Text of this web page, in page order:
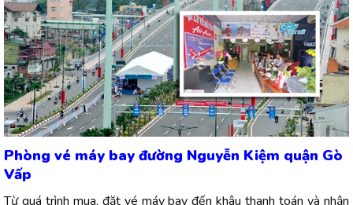
Phòng vé máy bay đường Nguyễn Kiệm quận Gò
Vấp
Từ quá trình mua, đặt vé máy bay đến khâu thanh toán và nhận